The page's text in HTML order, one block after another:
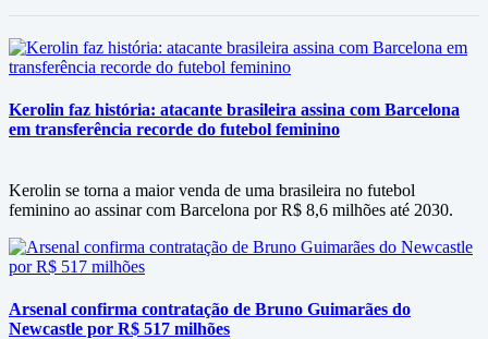
Kerolin faz história: atacante brasileira assina com Barcelona
em transferência recorde do futebol feminino
Kerolin se torna a maior venda de uma brasileira no futebol
feminino ao assinar com Barcelona por R$ 8,6 milhões até 2030.
Arsenal confirma contratação de Bruno Guimarães do
Newcastle por R$ 517 milhões